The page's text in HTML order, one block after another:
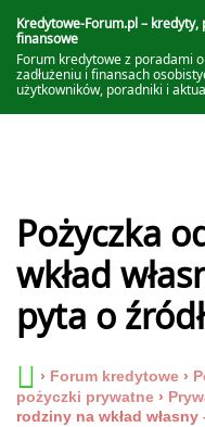
do
treści
Kredytowe-Forum.pl – kredyty,
finansowe
Forum kredytowe z poradami
zadłużeniu i finansach
użytkowników, poradniki i
Pożyczka
wkład
pyta o
› Forum kredytowe ›
pożyczki prywatne ›
rodziny na wkład